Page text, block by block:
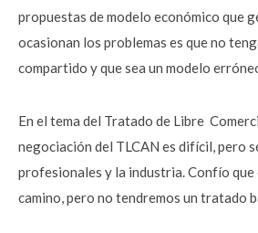
propuestas de modelo económico que
ocasionan los problemas es que no
compartido y que sea un modelo
En el tema del Tratado de Libre
negociación del TLCAN es difícil, pero
profesionales y la industria. Confío que
camino, pero no tendremos un tratado